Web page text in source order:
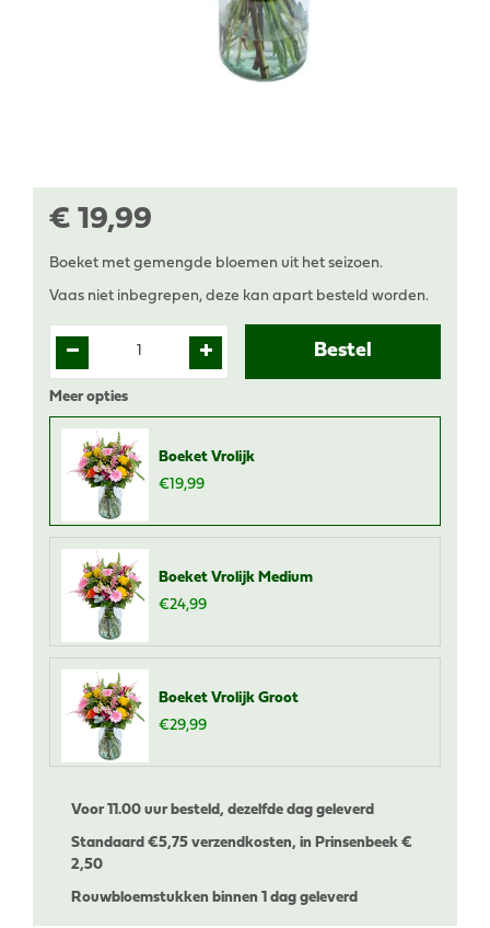
€ 19,99
Boeket met gemengde bloemen uit het seizoen.
Vaas niet inbegrepen, deze kan apart besteld worden.
Meer opties
Boeket Vrolijk
€19,99
Boeket Vrolijk Medium
€24,99
Boeket Vrolijk Groot
€29,99
Voor 11.00 uur besteld, dezelfde dag geleverd
Standaard €5,75 verzendkosten, in Prinsenbeek €
2,50
Rouwbloemstukken binnen 1 dag geleverd